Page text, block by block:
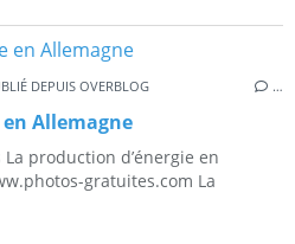
DEPUIS OVERBLOG …
Allemagne
production d’énergie en
gratuites.com La